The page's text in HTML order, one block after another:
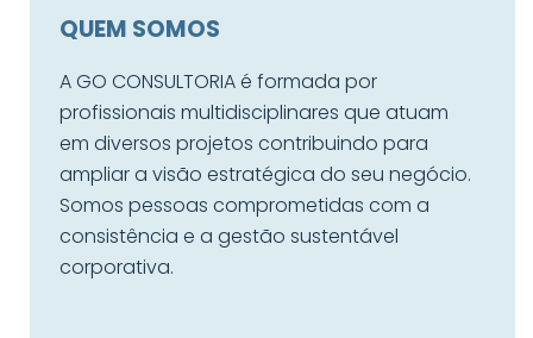
QUEM SOMOS
A GO CONSULTORIA é formada por
profissionais multidisciplinares que atuam
em diversos projetos contribuindo para
ampliar a visão estratégica do seu negócio.
Somos pessoas comprometidas com a
consistência e a gestão sustentável
corporativa.